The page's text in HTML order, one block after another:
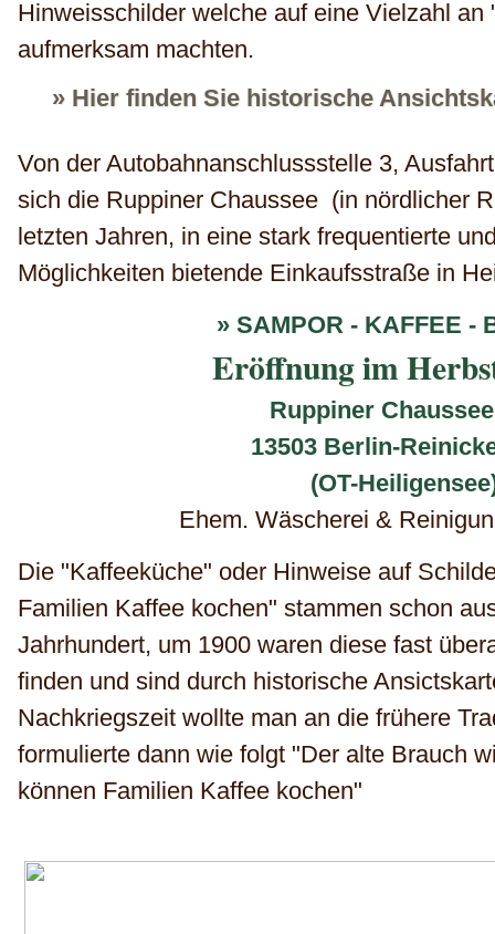
Hinweisschilder welche auf eine Vielzahl an
aufmerksam machten.
» Hier finden Sie historische
Von der Autobahnanschlussstelle 3,
sich die Ruppiner Chaussee (in nördlicher
letzten Jahren, in eine stark frequentierte
Möglichkeiten bietende Einkaufsstraße in
» SAMPOR - KAFFEE -
Eröffnung im
Ruppiner
13503 Berlin-
(OT-
Ehem. Wäscherei &
Die "Kaffeeküche" oder Hinweise auf
Familien Kaffee kochen" stammen schon
Jahrhundert, um 1900 waren diese fast
finden und sind durch historische
Nachkriegszeit wollte man an die frühere
formulierte dann wie folgt "Der alte Brauch
können Familien Kaffee kochen"